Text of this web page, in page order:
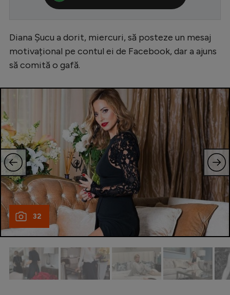
Serie A
Bundesliga
Ligue 1
Campionate
Starurile fotbalului
EURO 2024
Stranieri
Clasamente
Handbal
Natație
Formula 1
Diana Șucu a dorit, miercuri, să posteze un mesaj
motivațional pe contul ei de Facebook, dar a ajuns
să comită o gafă.
32